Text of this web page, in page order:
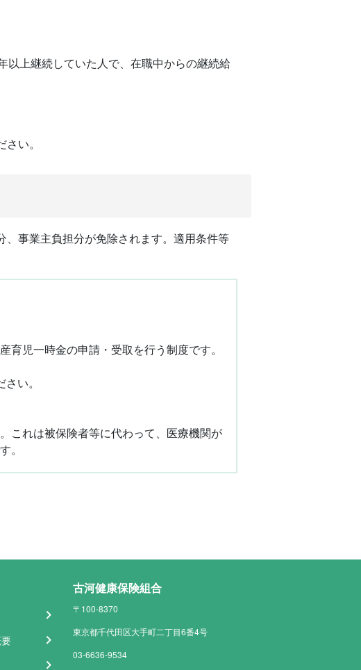
以上継続していた人で、在職中からの継続給
い。
事業主負担分が免除されます。適用条件等
児一時金の申請・受取を行う制度です。
い。
これは被保険者等に代わって、医療機関が
。
古河健康保険組合
〒100-8370
東京都千代田区大手町二丁目6番4号
03-6636-9534